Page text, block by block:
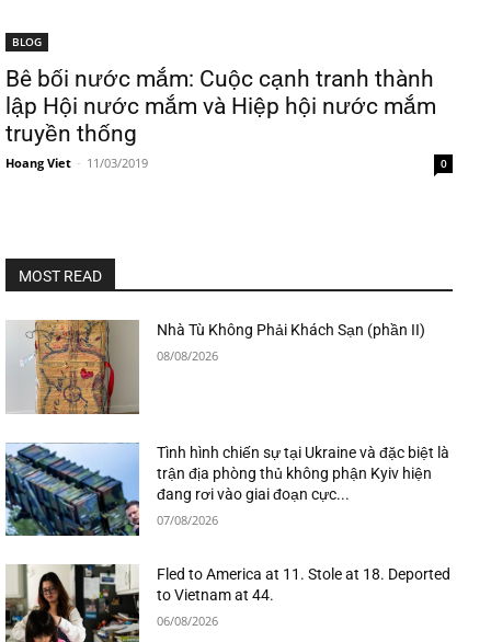
BLOG
Bê bối nước mắm: Cuộc cạnh tranh thành
lập Hội nước mắm và Hiệp hội nước mắm
truyền thống
Hoang Viet - 11/03/2019 0
MOST READ
Nhà Tù Không Phải Khách Sạn (phần II)
08/08/2026
Tình hình chiến sự tại Ukraine và đặc biệt là
trận địa phòng thủ không phận Kyiv hiện
đang rơi vào giai đoạn cực...
07/08/2026
Fled to America at 11. Stole at 18. Deported
to Vietnam at 44.
06/08/2026